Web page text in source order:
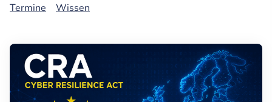
Termine
Wissen